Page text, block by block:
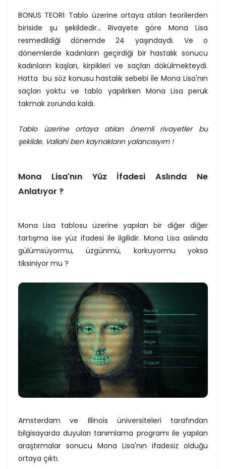
BONUS TEORİ: Tablo üzerine ortaya atılan teorilerden
biriside şu şekildedir... Rivayete göre Mona Lisa
resmedildiği dönemde 24 yaşındaydı. Ve o
dönemlerde kadınların geçirdiği bir hastalık sonucu
kadınların kaşları, kirpikleri ve saçları dökülmekteydi.
Hatta bu söz konusu hastalık sebebi ile Mona Lisa'nın
saçları yoktu ve tablo yapılırken Mona Lisa peruk
takmak zorunda kaldı.
Tablo üzerine ortaya atılan önemli rivayetler bu
şekilde. Vallahi ben kaynakların yalancısıyım !
Mona Lisa'nın Yüz İfadesi Aslında Ne
Anlatıyor ?
Mona Lisa tablosu üzerine yapılan bir diğer diğer
tartışma ise yüz ifadesi ile ilgilidir. Mona Lisa aslında
gülümsüyormu, üzgünmü, korkuyormu yoksa
tiksiniyor mu ?
Amsterdam ve Illinois üniversiteleri tarafından
bilgisayarda duyuları tanımlama programı ile yapılan
araştırmalar sonucu Mona Lisa'nın ifadesiz olduğu
ortaya çıktı.